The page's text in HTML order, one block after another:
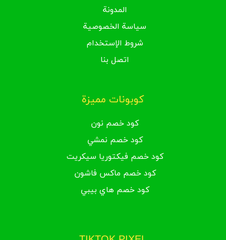
المدونة
سياسة الخصوصية
شروط الإستخدام
اتصل بنا
كوبونات مميزة
كود خصم نون
كود خصم نمشي
كود خصم فيكتوريا سيكريت
كود خصم ماكس فاشون
كود خصم هاي بيبي